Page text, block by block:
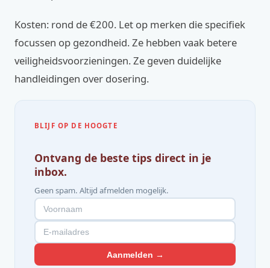
Kosten: rond de €200. Let op merken die specifiek
focussen op gezondheid. Ze hebben vaak betere
veiligheidsvoorzieningen. Ze geven duidelijke
handleidingen over dosering.
BLIJF OP DE HOOGTE
Ontvang de beste tips direct in je
inbox.
Geen spam. Altijd afmelden mogelijk.
Aanmelden →